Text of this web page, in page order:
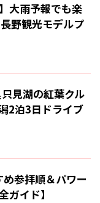
大雨予報でも楽
野観光モデルプ
見湖の紅葉クル
2泊3日ドライブ
め参拝順＆パワー
ガイド】